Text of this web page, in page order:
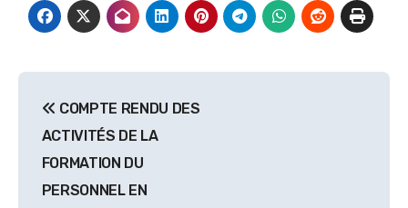
de
l’article
COMPTE RENDU DES
ACTIVITÉS DE LA
FORMATION DU
PERSONNEL EN